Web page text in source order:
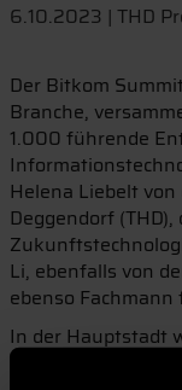
6.10.2023 | THD
Der Bitkom
Branche,
1.000 führende
Helena Liebelt
Deggendorf
Li, ebenfalls von
ebenso
In der Hauptstadt
September als